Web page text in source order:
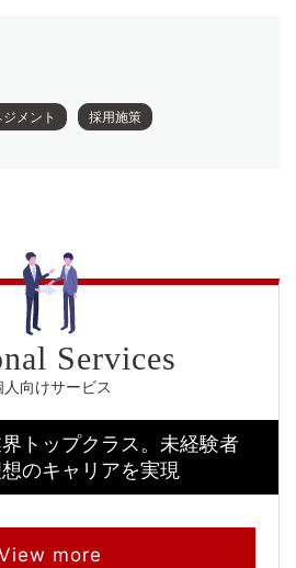
メント 採用施策
人向けサービス
トップクラス。 未経験者
のキャリアを実現
more